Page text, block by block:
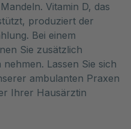
Vitamin D, das
produziert der
Bei einem
Sie zusätzlich
Lassen Sie sich
ambulanten Praxen
Ihrer Hausärztin